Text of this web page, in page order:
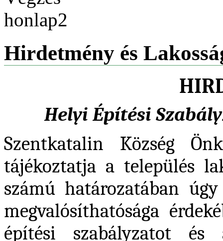
Hirdetmény és
Helyi Építési
Szentkatalin Község
tájékoztatja a település
számú határozatában
megvalósíthatósága
építési szabályzatot és